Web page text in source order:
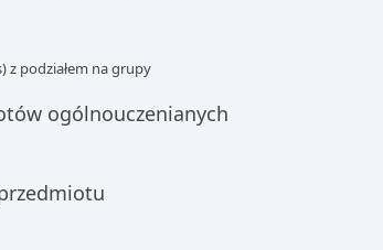
z podziałem na grupy
ogólnouczenianych